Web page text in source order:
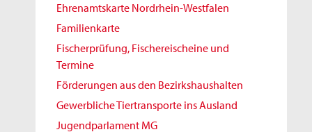
Ehrenamtskarte Nordrhein-Westfalen
Familienkarte
Fischerprüfung, Fischereischeine und
Termine
Förderungen aus den Bezirkshaushalten
Gewerbliche Tiertransporte ins Ausland
Jugendparlament MG